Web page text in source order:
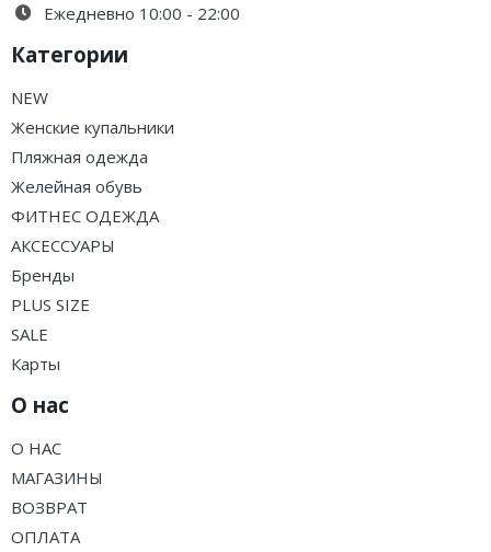
Ежедневно 10:00 - 22:00
Категории
NEW
Женские купальники
Пляжная одежда
Желейная обувь
ФИТНЕС ОДЕЖДА
АКСЕССУАРЫ
Бренды
PLUS SIZE
SALE
Карты
О нас
О НАС
МАГАЗИНЫ
ВОЗВРАТ
ОПЛАТА